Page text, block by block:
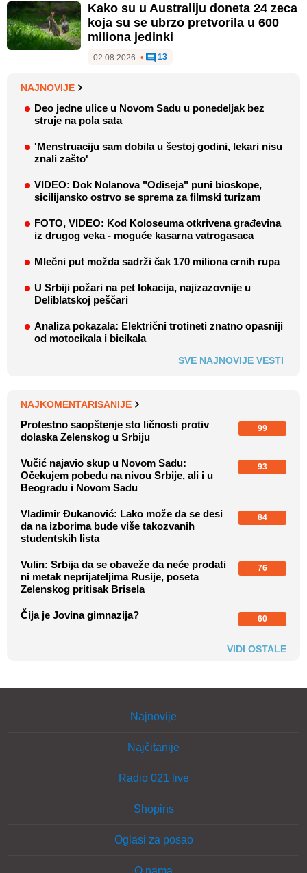
Kako su u Australiju doneta 24 zeca
koja su se ubrzo pretvorila u 600
miliona jedinki
02.08.2026. • 13
NAJNOVIJE
Deo jedne ulice u Novom Sadu u ponedeljak bez
struje na pola sata
'Menstruaciju sam dobila u šestoj godini, lekari nisu
znali zašto'
VIDEO: Dok Nolanova "Odiseja" puni bioskope,
sicilijansko ostrvo se sprema za filmski turizam
FOTO, VIDEO: Kod Koloseuma otkrivena građevina
iz drugog veka - moguće kasarna vatrogasaca
Mlečni put možda sadrži čak 170 miliona crnih rupa
U Srbiji požari na pet lokacija, najizazovnije u
Deliblatskoj peščari
Analiza pokazala: Električni trotineti znatno opasniji
od motocikala i bicikala
SVE NAJNOVIJE VESTI
NAJKOMENTARISANIJE
Protestno saopštenje sto ličnosti protiv
dolaska Zelenskog u Srbiju
99
Vučić najavio skup u Novom Sadu:
Očekujem pobedu na nivou Srbije, ali i u
Beogradu i Novom Sadu
93
Vladimir Đukanović: Lako može da se desi
da na izborima bude više takozvanih
studentskih lista
84
Vulin: Srbija da se obaveže da neće prodati
ni metak neprijateljima Rusije, poseta
Zelenskog pritisak Brisela
76
Čija je Jovina gimnazija? 60
VIDI OSTALE
Najnovije
Najčitanije
Radio 021 live
Shopins
Oglasi za posao
O nama